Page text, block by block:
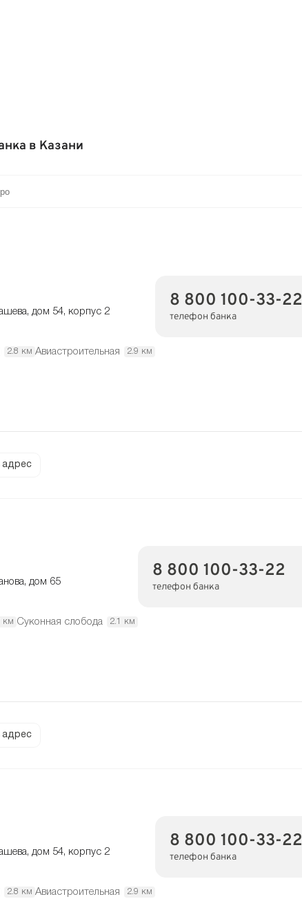
в Казани
дом 54, корпус 2
2.8 км Авиастроительная 2.9 км
8 800 100-33-22
телефон банка
адрес
дом 65
км Суконная слобода 2.1 км
8 800 100-33-22
телефон банка
адрес
дом 54, корпус 2
2.8 км Авиастроительная 2.9 км
8 800 100-33-22
телефон банка